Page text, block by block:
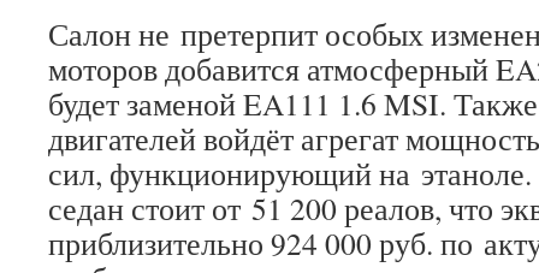
Салон не претерпит особых
моторов добавится атмосферный
будет заменой EA111 1.6 MSI.
двигателей войдёт агрегат
сил, функционирующий на
седан стоит от 51 200 реалов, что
приблизительно 924 000 руб. по